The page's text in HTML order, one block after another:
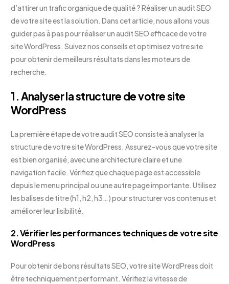
d’attirer un trafic organique de qualité ? Réaliser un audit SEO
de votre site est la solution. Dans cet article, nous allons vous
guider pas à pas pour réaliser un audit SEO efficace de votre
site WordPress. Suivez nos conseils et optimisez votre site
pour obtenir de meilleurs résultats dans les moteurs de
recherche.
1. Analyser la structure de votre site
WordPress
La première étape de votre audit SEO consiste à analyser la
structure de votre site WordPress. Assurez-vous que votre site
est bien organisé, avec une architecture claire et une
navigation facile. Vérifiez que chaque page est accessible
depuis le menu principal ou une autre page importante. Utilisez
les balises de titre (h1, h2, h3…) pour structurer vos contenus et
améliorer leur lisibilité.
2. Vérifier les performances techniques de votre site
WordPress
Pour obtenir de bons résultats SEO, votre site WordPress doit
être techniquement performant. Vérifiez la vitesse de